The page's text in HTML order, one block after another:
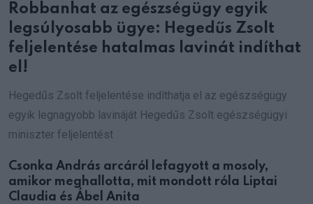
Robbanhat az egészségügy egyik
legsúlyosabb ügye: Hegedűs Zsolt
feljelentése hatalmas lavinát indíthat
el!
Hegedűs Zsolt feljelentése indíthatja el az egészségügy
egyik legnagyobb lavináját Hegedűs Zsolt egészségügyi
miniszter feljelentést
Csonka András arcáról lefagyott a mosoly,
amikor meghallotta, mit mondott róla Liptai
Claudia és Ábel Anita